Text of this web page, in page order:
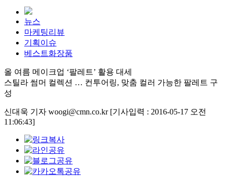
뉴스
마케팅리뷰
기획이슈
베스트화장품
올 여름 메이크업 ‘팔레트’ 활용 대세
스틸라 썸머 컬렉션 … 컨투어링, 맞춤 컬러 가능한 팔레트 구
성
신대욱 기자 woogi@cmn.co.kr [기사입력 : 2016-05-17 오전
11:06:43]